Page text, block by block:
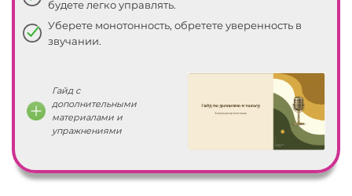
будете легко управлять.
Уберете монотонность, обретете уверенность в
звучании.
Гайд с
дополнительными
материалами и
упражнениями